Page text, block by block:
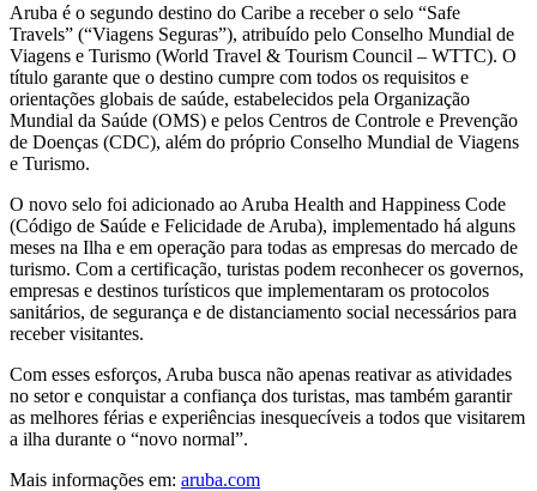
Aruba é o segundo destino do Caribe a receber o selo “Safe
Travels” (“Viagens Seguras”), atribuído pelo Conselho Mundial de
Viagens e Turismo (World Travel & Tourism Council – WTTC). O
título garante que o destino cumpre com todos os requisitos e
orientações globais de saúde, estabelecidos pela Organização
Mundial da Saúde (OMS) e pelos Centros de Controle e Prevenção
de Doenças (CDC), além do próprio Conselho Mundial de Viagens
e Turismo.
O novo selo foi adicionado ao Aruba Health and Happiness Code
(Código de Saúde e Felicidade de Aruba), implementado há alguns
meses na Ilha e em operação para todas as empresas do mercado de
turismo. Com a certificação, turistas podem reconhecer os governos,
empresas e destinos turísticos que implementaram os protocolos
sanitários, de segurança e de distanciamento social necessários para
receber visitantes.
Com esses esforços, Aruba busca não apenas reativar as atividades
no setor e conquistar a confiança dos turistas, mas também garantir
as melhores férias e experiências inesquecíveis a todos que visitarem
a ilha durante o “novo normal”.
Mais informações em: aruba.com